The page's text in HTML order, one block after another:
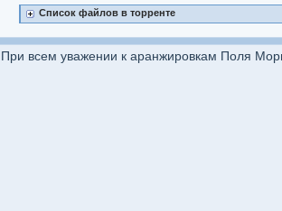
Список файлов в торренте
При всем уважении к аранжировкам Поля